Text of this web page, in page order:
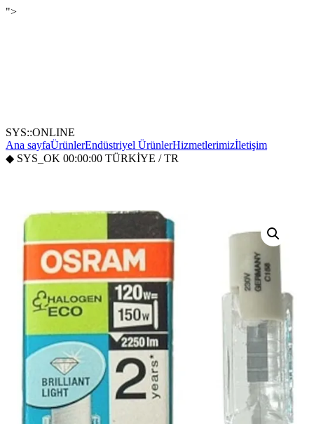
">
SYS::ONLINE
Ana sayfaÜrünlerEndüstriyel ÜrünlerHizmetlerimizİletişim
◆ SYS_OK 00:00:00 TÜRKİYE / TR